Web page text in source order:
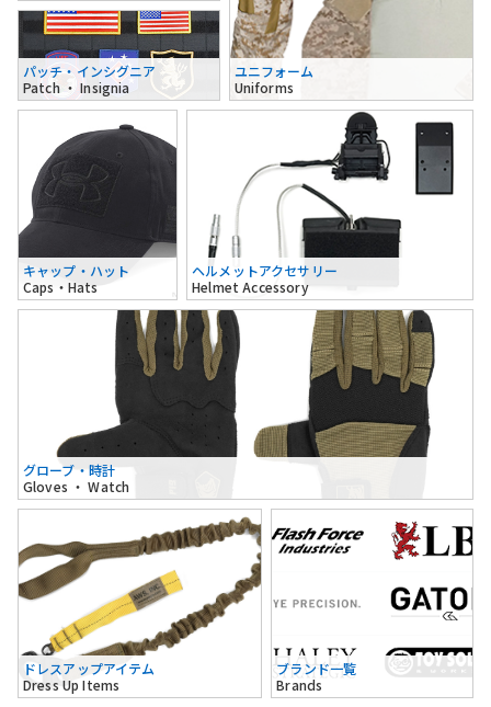
パッチ・インシグニア
Patch ・ Insignia
ユニフォーム
Uniforms
キャップ・ハット
Caps・Hats
ヘルメットアクセサリー
Helmet Accessory
グローブ・時計
Gloves ・ Watch
ドレスアップアイテム
Dress Up Items
ブランド一覧
Brands